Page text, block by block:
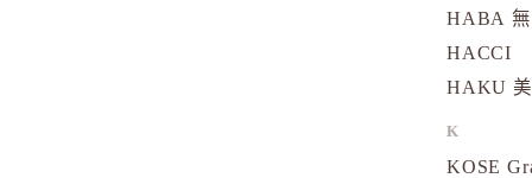
HABA
HACCI
HAKU
K
KOSE